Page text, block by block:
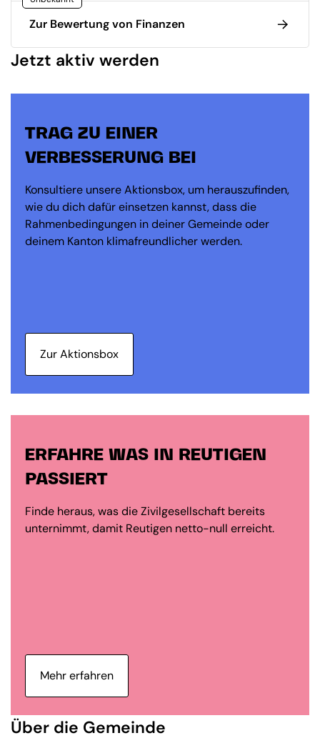
Zur Bewertung von Finanzen
Jetzt aktiv werden
TRAG ZU EINER
VERBESSERUNG BEI
Konsultiere unsere Aktionsbox, um herauszufinden,
wie du dich dafür einsetzen kannst, dass die
Rahmenbedingungen in deiner Gemeinde oder
deinem Kanton klimafreundlicher werden.
Zur Aktionsbox
ERFAHRE WAS IN REUTIGEN
PASSIERT
Finde heraus, was die Zivilgesellschaft bereits
unternimmt, damit Reutigen netto-null erreicht.
Mehr erfahren
Über die Gemeinde